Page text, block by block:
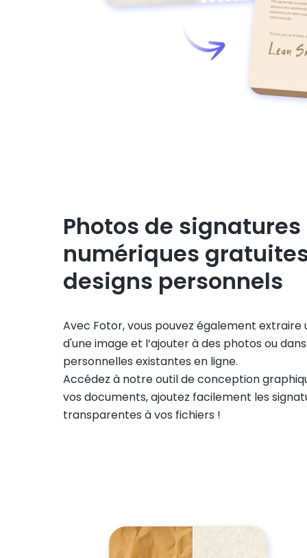
Photos de signatures
numériques
designs personnels
Avec Fotor, vous pouvez également extraire
d'une image et l’ajouter à des photos ou
personnelles existantes en ligne.
Accédez à notre outil de conception
vos documents, ajoutez facilement les
transparentes à vos fichiers !